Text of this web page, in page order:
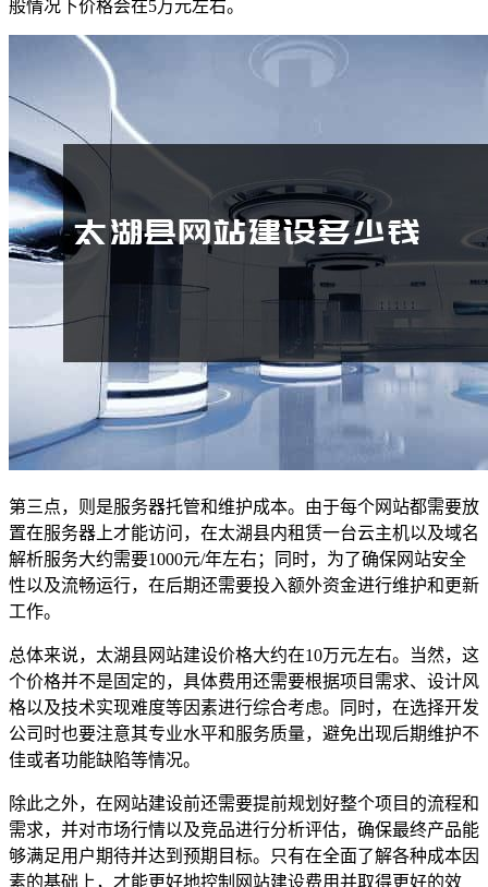
般情况下价格会在5万元左右。
第三点，则是服务器托管和维护成本。由于每个网站都需要放
置在服务器上才能访问，在太湖县内租赁一台云主机以及域名
解析服务大约需要1000元/年左右；同时，为了确保网站安全
性以及流畅运行，在后期还需要投入额外资金进行维护和更新
工作。
总体来说，太湖县网站建设价格大约在10万元左右。当然，这
个价格并不是固定的，具体费用还需要根据项目需求、设计风
格以及技术实现难度等因素进行综合考虑。同时，在选择开发
公司时也要注意其专业水平和服务质量，避免出现后期维护不
佳或者功能缺陷等情况。
除此之外，在网站建设前还需要提前规划好整个项目的流程和
需求，并对市场行情以及竞品进行分析评估，确保最终产品能
够满足用户期待并达到预期目标。只有在全面了解各种成本因
素的基础上，才能更好地控制网站建设费用并取得更好的效